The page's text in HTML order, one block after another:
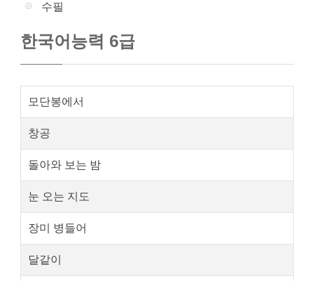
수필
한국어능력 6급
모단봉에서
창공
돌아와 보는 밤
눈 오는 지도
장미 병들어
달같이